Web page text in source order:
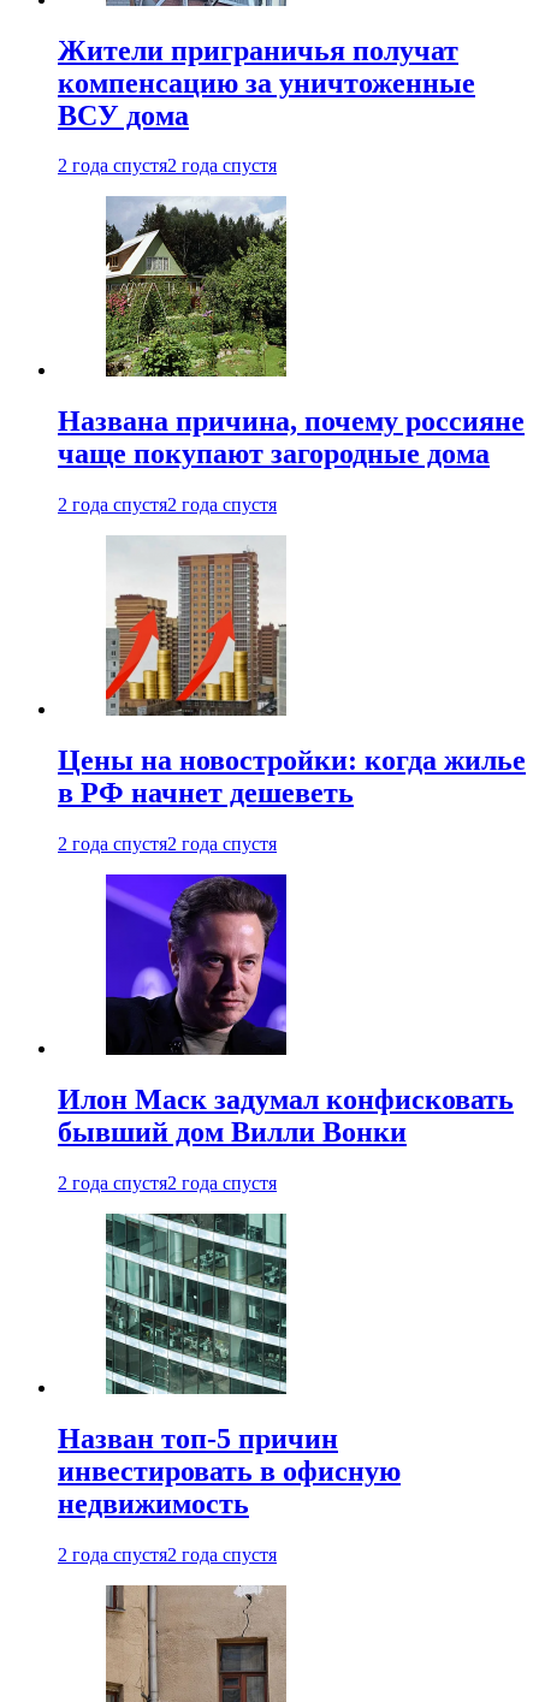
Жители приграничья получат
компенсацию за уничтоженные
ВСУ дома
2 года спустя2 года спустя
Названа причина, почему россияне
чаще покупают загородные дома
2 года спустя2 года спустя
Цены на новостройки: когда жилье
в РФ начнет дешеветь
2 года спустя2 года спустя
Илон Маск задумал конфисковать
бывший дом Вилли Вонки
2 года спустя2 года спустя
Назван топ-5 причин
инвестировать в офисную
недвижимость
2 года спустя2 года спустя